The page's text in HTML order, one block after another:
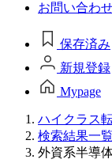
お問い合わ
保存済み
新規登録
Mypage
ハイクラス
検索結果一覧
外資系半導